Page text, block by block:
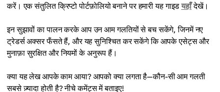
करें। एक संतुलित क्रिप्टो पोर्टफ़ोलियो बनाने पर हमारी यह गाइडयहाँदेखें।
इन सुझावों का पालन करके आप उन आम गलतियों से बच सकेंगे, जिनमें नए
ट्रेडर्स अक्सर फँसते हैं, और यह सुनिश्चित कर सकेंगे कि आपके एसेट्स और
मुनाफ़ा सुरक्षित और नियमों के अनुरूप हैं।
क्या यह लेख आपके काम आया? आपको क्या लगता है—कौन-सी आम गलती
सबसे ज़्यादा होती है? नीचे कमेंट्स में बताइए!